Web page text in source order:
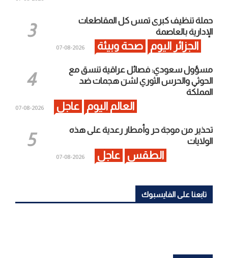
حملة تنظيف كبرى تمس كل المقاطعات
الإدارية بالعاصمة
الجزائر اليوم صحة وبيئة 2026-08-07
مسؤول سعودي: فصائل عراقية تنسق مع
الحوثي والحرس الثوري لشن هجمات ضد
المملكة
العالم اليوم عاجل 2026-08-07
تحذير من موجة حر وأمطار رعدية على هذه
الولايات
الطقس عاجل 2026-08-07
تابعنا على الفايسبوك